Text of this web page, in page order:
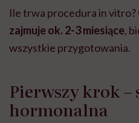
Ile trwa procedura in vitro?
zajmuje ok. 2-3 miesiące,
wszystkie przygotowania.
Pierwszy krok –
hormonalna